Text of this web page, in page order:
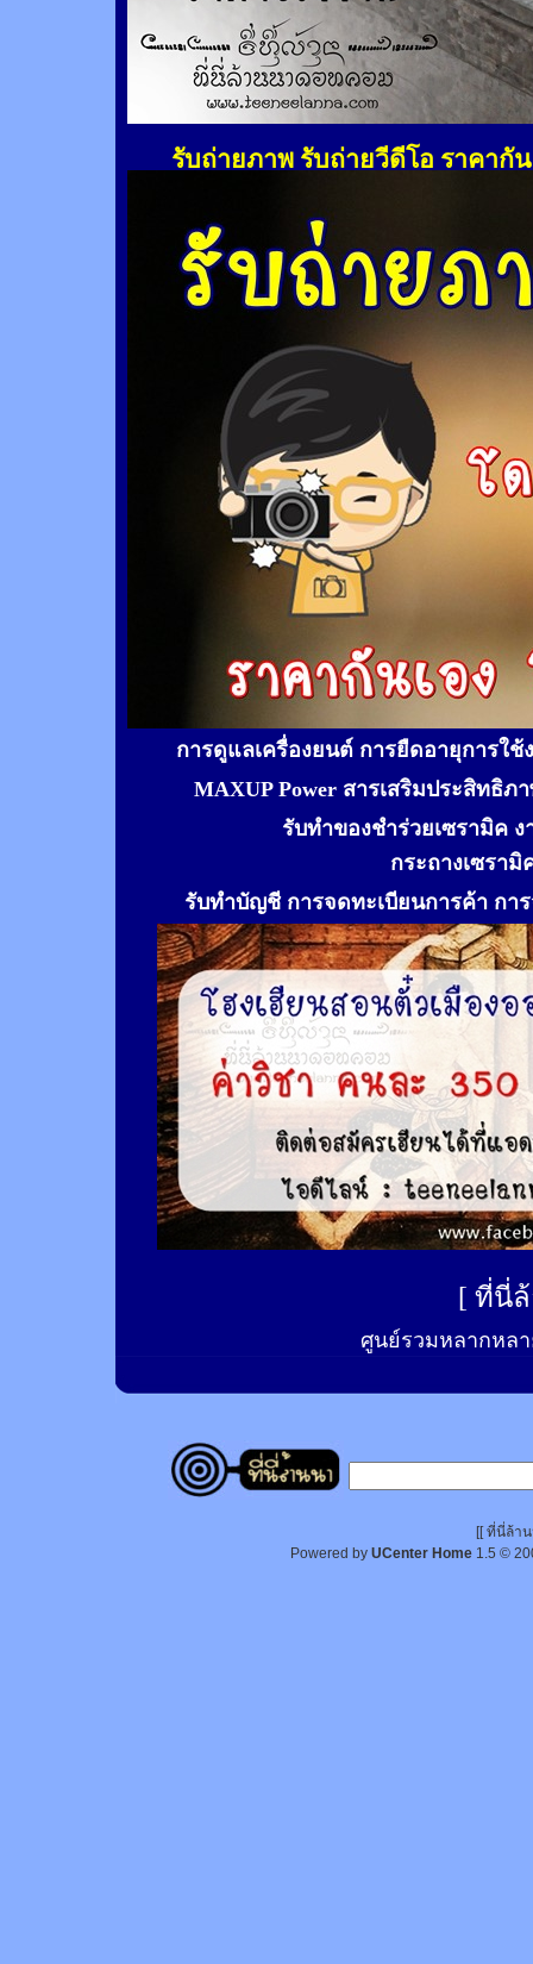
รับถ่ายภาพ รับถ่ายวีดีโอ ราคากั
การดูแลเครื่องยนต์ การยืดอายุการใ
MAXUP Power สารเสริมประสิทธิ
รับทำของชำร่วยเซรามิค
กระถางเซรา
รับทำบัญชี การจดทะเบียนการค้า กา
[ ที่นี่
ศูนย์รวมหลากหลา
[[ ที่นี่ล้า
Powered by UCenter Home 1.5 ©